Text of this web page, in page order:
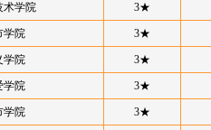
术学院 3★
学院 3★
学院 3★
学院 3★
学院 3★